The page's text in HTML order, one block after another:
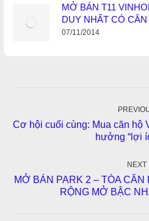
MỞ BÁN T11
DUY NHẤT CÓ
07/11/2014
Cơ hội cuối cùng: Mua căn hộ
hưởng “lợi
NEXT
MỞ BÁN PARK 2 – TÒA CĂN
RỘNG MỞ BẬC